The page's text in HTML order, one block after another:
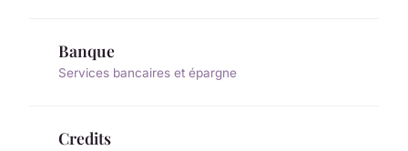
Banque
Services bancaires et épargne
Credits